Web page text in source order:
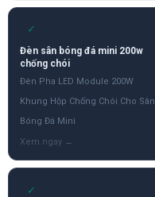
✓
Đèn sân bóng đá mini 200w
chống chói
Đèn Pha LED Module 200W
Khung Hộp Chống Chói Cho Sân
Bóng Đá Mini
✓